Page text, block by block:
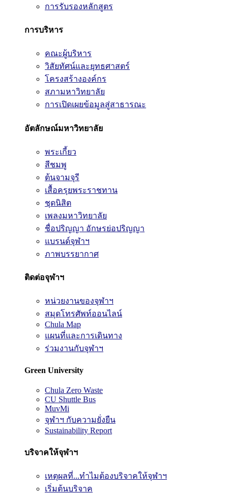
การรับรองหลักสูตร
การบริหาร
คณะผู้บริหาร
วิสัยทัศน์และยุทธศาสตร์
โครงสร้างองค์กร
สภามหาวิทยาลัย
การเปิดเผยข้อมูลสู่สาธารณะ
อัตลักษณ์มหาวิทยาลัย
พระเกี้ยว
สีชมพู
ต้นจามจุรี
เสื้อครุยพระราชทาน
ชุดนิสิต
เพลงมหาวิทยาลัย
ชื่อปริญญา อักษรย่อปริญญา
แบรนด์จุฬาฯ
ภาพบรรยากาศ
ติดต่อจุฬาฯ
หน่วยงานของจุฬาฯ
สมุดโทรศัพท์ออนไลน์
Chula Map
แผนที่และการเดินทาง
ร่วมงานกับจุฬาฯ
Green University
Chula Zero Waste
CU Shuttle Bus
MuvMi
จุฬาฯ กับความยั่งยืน
Sustainability Report
บริจาคให้จุฬาฯ
เหตุผลที่...ทำไมต้องบริจาคให้จุฬาฯ
เริ่มต้นบริจาค